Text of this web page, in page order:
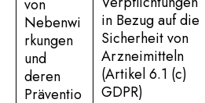
von
Nebenwi
rkungen
und
deren
Präventio
in Bezug auf die
Sicherheit von
Arzneimitteln
(Artikel 6.1 (c)
GDPR)